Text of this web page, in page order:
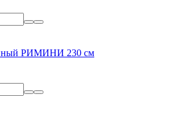
РИМИНИ 230 см